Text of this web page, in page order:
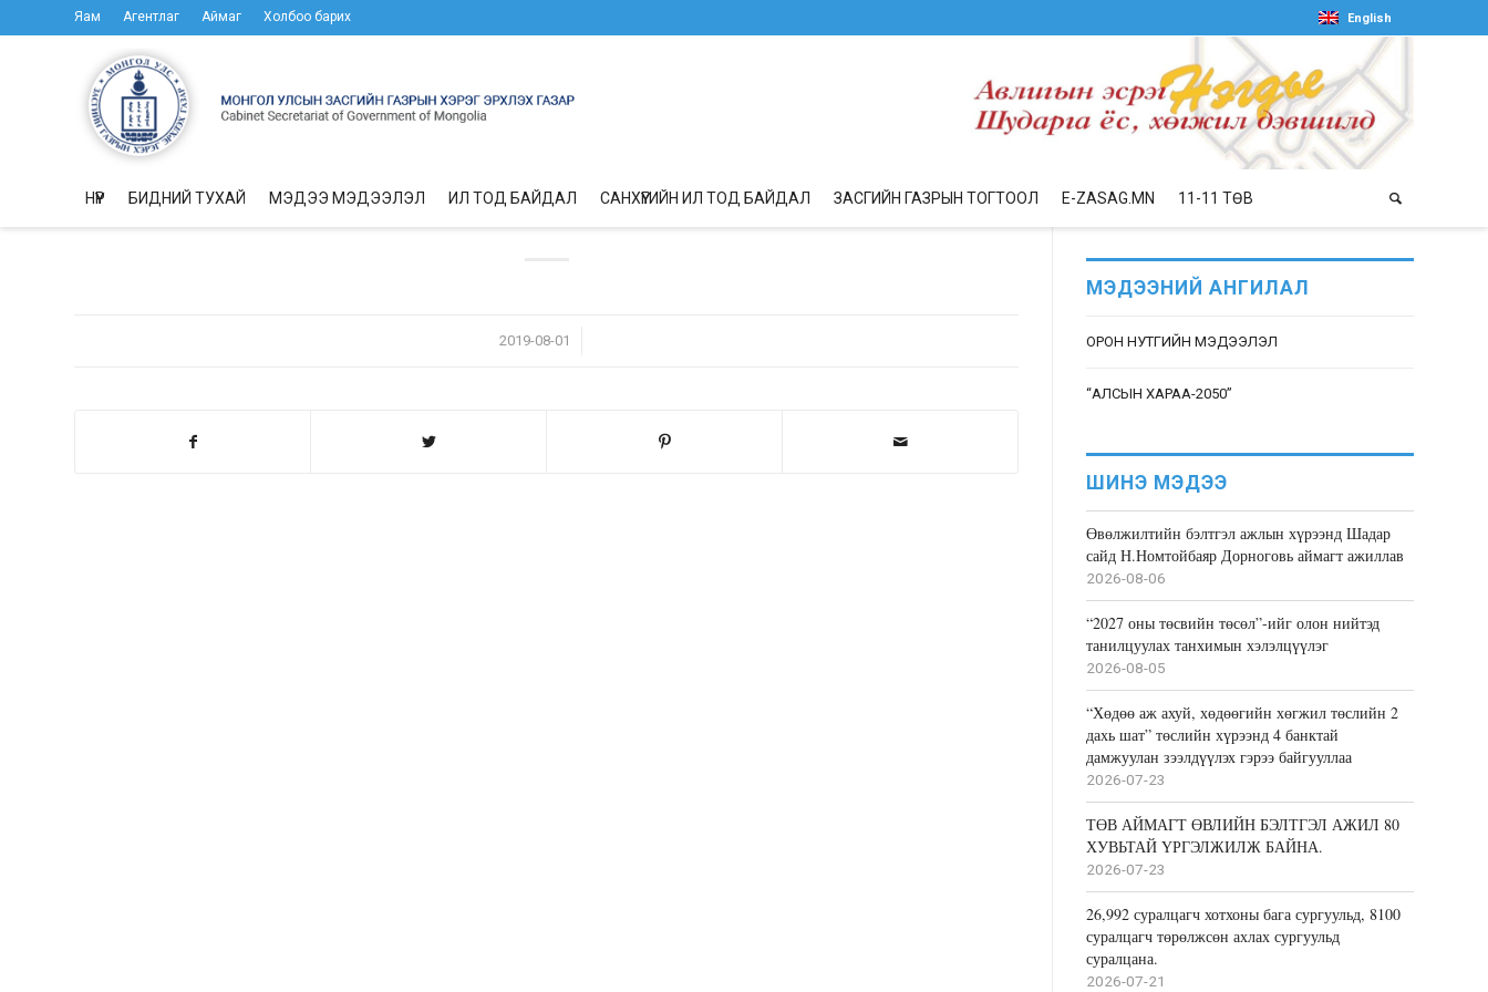
Яам Агентлаг Аймаг Холбоо барих English
НҮҮР БИДНИЙ ТУХАЙ МЭДЭЭ МЭДЭЭЛЭЛ ИЛ ТОД БАЙДАЛ САНХҮҮГИЙН ИЛ ТОД БАЙДАЛ ЗАСГИЙН ГАЗРЫН ТОГТООЛ E-ZASAG.MN 11-11 ТӨВ
2019-08-01
/
МЭДЭЭНИЙ АНГИЛАЛ
ОРОН НУТГИЙН МЭДЭЭЛЭЛ
“АЛСЫН ХАРАА-2050”
ШИНЭ МЭДЭЭ
Өвөлжилтийн бэлтгэл ажлын хүрээнд Шадар
сайд Н.Номтойбаяр Дорноговь аймагт ажиллав
2026-08-06
“2027 оны төсвийн төсөл”-ийг олон нийтэд
танилцуулах танхимын хэлэлцүүлэг
2026-08-05
“Хөдөө аж ахуй, хөдөөгийн хөгжил төслийн 2
дахь шат” төслийн хүрээнд 4 банктай
дамжуулан зээлдүүлэх гэрээ байгууллаа
2026-07-23
ТӨВ АЙМАГТ ӨВЛИЙН БЭЛТГЭЛ АЖИЛ 80
ХУВЬТАЙ ҮРГЭЛЖИЛЖ БАЙНА.
2026-07-23
26,992 суралцагч хотхоны бага сургуульд, 8100
суралцагч төрөлжсөн ахлах сургуульд
суралцана.
2026-07-21